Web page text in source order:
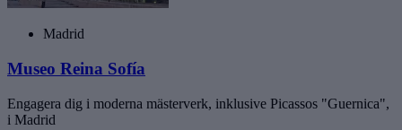
Madrid
Museo Reina Sofía
Engagera dig i moderna mästerverk, inklusive Picassos "Guernica",
i Madrid